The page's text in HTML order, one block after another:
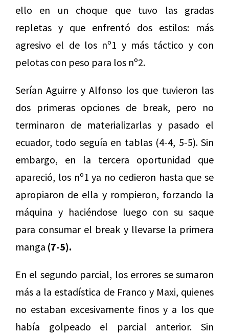
ello en un choque que tuvo las gradas
repletas y que enfrentó dos estilos: más
agresivo el de los nº1 y más táctico y con
pelotas con peso para los nº2.
Serían Aguirre y Alfonso los que tuvieron las
dos primeras opciones de break, pero no
terminaron de materializarlas y pasado el
ecuador, todo seguía en tablas (4-4, 5-5). Sin
embargo, en la tercera oportunidad que
apareció, los nº1 ya no cedieron hasta que se
apropiaron de ella y rompieron, forzando la
máquina y haciéndose luego con su saque
para consumar el break y llevarse la primera
manga (7-5).
En el segundo parcial, los errores se sumaron
más a la estadística de Franco y Maxi, quienes
no estaban excesivamente finos y a los que
había golpeado el parcial anterior. Sin